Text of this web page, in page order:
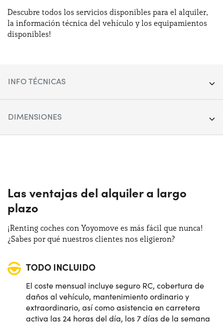
Descubre todos los servicios disponibles para el alquiler,
la información técnica del vehículo y los equipamientos
disponibles!
INFO TÉCNICAS
Tracción:Anterior
Plazas de estacionamiento:
Potencia:
DIMENSIONES
252 cm
Maletero:
Las ventajas del alquiler a largo
plazo
¡Renting coches con Yoyomove es más fácil que nunca!
¿Sabes por qué nuestros clientes nos eligieron?
TODO INCLUIDO
El coste mensual incluye seguro RC, cobertura de
daños al vehículo, mantenimiento ordinario y
extraordinario, así como asistencia en carretera
activa las 24 horas del día, los 7 días de la semana